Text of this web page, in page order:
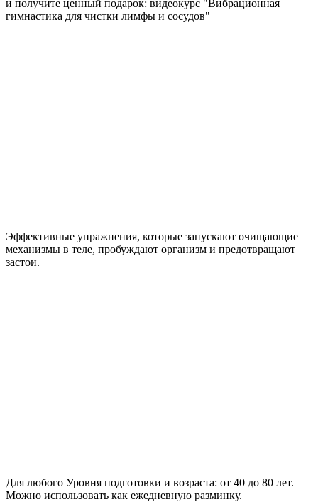
и получите ценный подарок: видеокурс "Вибрационная
гимнастика для чистки лимфы и сосудов"
Эффективные упражнения, которые запускают очищающие
механизмы в теле, пробуждают организм и предотвращают
застои.
Для любого Уровня подготовки и возраста: от 40 до 80 лет.
Можно использовать как ежедневную разминку.